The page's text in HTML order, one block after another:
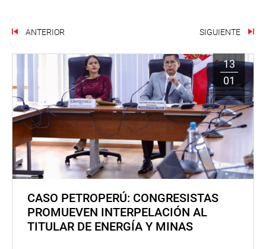
ANTERIOR SIGUIENTE
13
01
CASO PETROPERÚ: CONGRESISTAS
PROMUEVEN INTERPELACIÓN AL
TITULAR DE ENERGÍA Y MINAS